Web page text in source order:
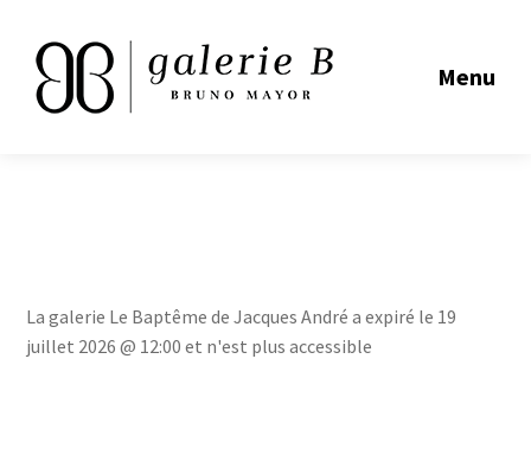
Menu
La galerie Le Baptême de Jacques André a expiré le 19
juillet 2026 @ 12:00 et n'est plus accessible